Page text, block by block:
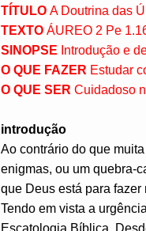
TÍTULO A Doutrina das
TEXTO ÁUREO 2 Pe
SINOPSE Introdução e
O QUE FAZER Estudar
O QUE SER Cuidadoso
introdução
Ao contrário do que
enigmas, ou um quebra-
que Deus está para fazer
Tendo em vista a
Escatologia Bíblica.